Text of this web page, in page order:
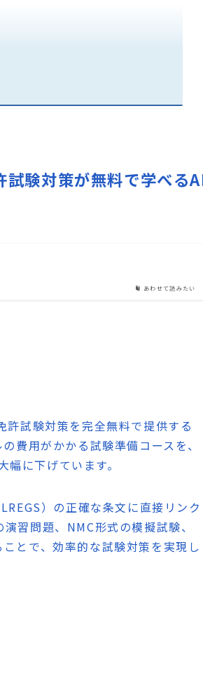
験対策が無料で学べる
あわせて読みたい
試験対策を完全無料で提供する
費用がかかる試験準備コースを、
に下げています。
）の正確な条文に直接リンク
習問題、NMC形式の模擬試験、
とで、効率的な試験対策を実現し